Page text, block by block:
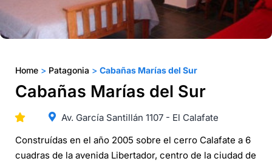
Home > Patagonia > Cabañas Marías del Sur
Cabañas Marías del Sur
Av. García Santillán 1107 - El Calafate
Construídas en el año 2005 sobre el cerro Calafate a 6
cuadras de la avenida Libertador, centro de la ciudad de